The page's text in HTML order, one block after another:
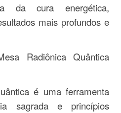
da cura energética,
mais profundos e
Radiônica Quântica
é uma ferramenta
sagrada e princípios